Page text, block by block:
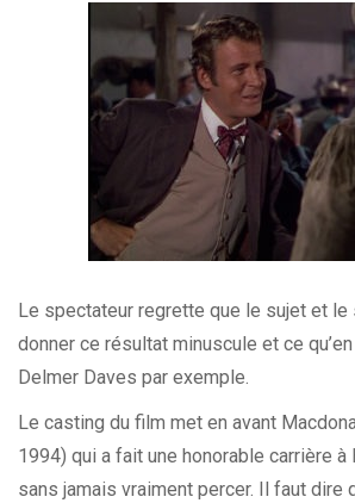
Le spectateur regrette que le sujet et le
donner ce résultat minuscule et ce
Delmer Daves par exemple.
Le casting du film met en avant
1994) qui a fait une honorable carrière
sans jamais vraiment percer. Il faut dire